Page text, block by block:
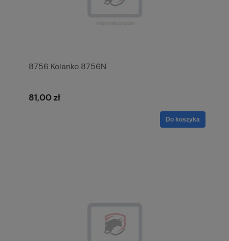
8756 Kolanko 8756N
81,00 zł
Do koszyka